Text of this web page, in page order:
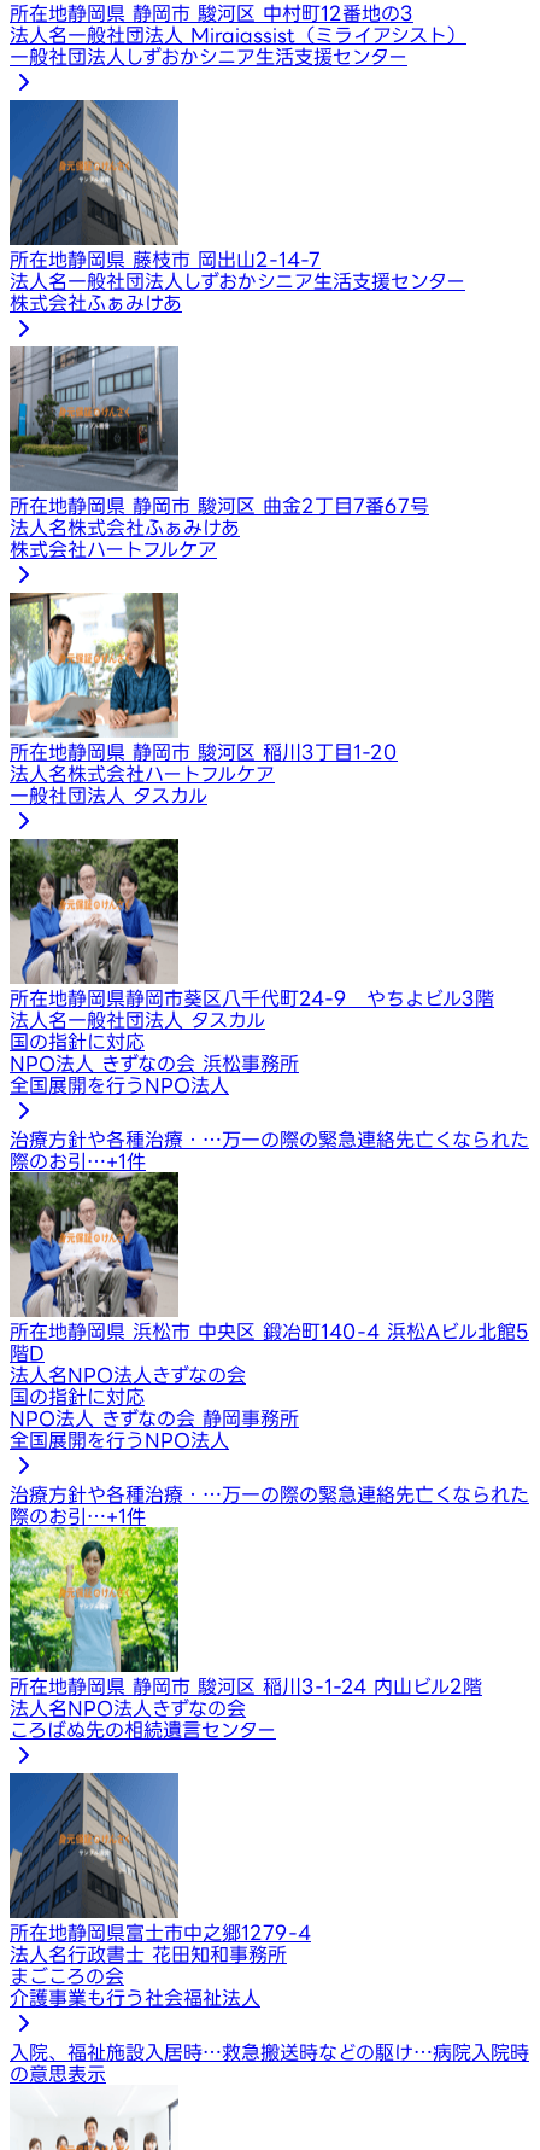
所在地静岡県 静岡市 駿河区 中村町12番地の3
法人名一般社団法人 Miraiassist（ミライアシスト）
一般社団法人しずおかシニア生活支援センター
所在地静岡県 藤枝市 岡出山2-14-7
法人名一般社団法人しずおかシニア生活支援センター
株式会社ふぁみけあ
所在地静岡県 静岡市 駿河区 曲金2丁目7番67号
法人名株式会社ふぁみけあ
株式会社ハートフルケア
所在地静岡県 静岡市 駿河区 稲川3丁目1-20
法人名株式会社ハートフルケア
一般社団法人 タスカル
所在地静岡県静岡市葵区八千代町24-9 やちよビル3階
法人名一般社団法人 タスカル
国の指針に対応
NPO法人 きずなの会 浜松事務所
全国展開を行うNPO法人
治療方針や各種治療・…万一の際の緊急連絡先亡くなられた
際のお引…+1件
所在地静岡県 浜松市 中央区 鍛冶町140-4 浜松Aビル北館5
階D
法人名NPO法人きずなの会
国の指針に対応
NPO法人 きずなの会 静岡事務所
全国展開を行うNPO法人
治療方針や各種治療・…万一の際の緊急連絡先亡くなられた
際のお引…+1件
所在地静岡県 静岡市 駿河区 稲川3-1-24 内山ビル2階
法人名NPO法人きずなの会
ころばぬ先の相続遺言センター
所在地静岡県富士市中之郷1279‑4
法人名行政書士 花田知和事務所
まごころの会
介護事業も行う社会福祉法人
入院、福祉施設入居時…救急搬送時などの駆け…病院入院時
の意思表示